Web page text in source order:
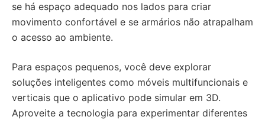
se há espaço adequado nos lados para criar
movimento confortável e se armários não atrapalham
o acesso ao ambiente.
Para espaços pequenos, você deve explorar
soluções inteligentes como móveis multifuncionais e
verticais que o aplicativo pode simular em 3D.
Aproveite a tecnologia para experimentar diferentes